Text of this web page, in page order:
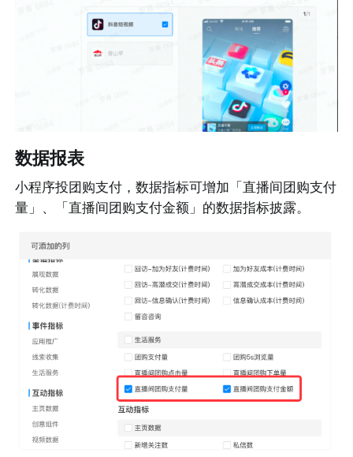
数据报表
小程序投团购支付，数据指标可增加「直播间团购支付
量」、「直播间团购支付金额」的数据指标披露。